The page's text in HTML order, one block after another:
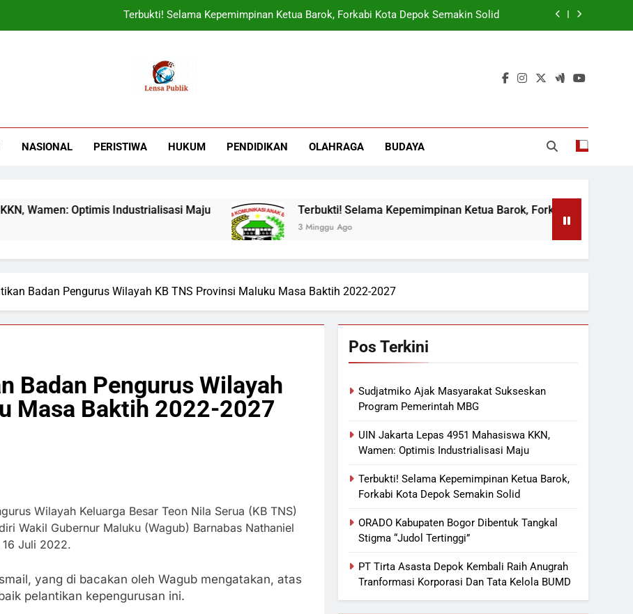
Terbukti! Selama Kepemimpinan Ketua Barok, Forkabi Kota Depok Semakin Solid
NASIONAL PERISTIWA HUKUM PENDIDIKAN OLAHRAGA BUDAYA
Optimis Industrialisasi Maju Terbukti! Selama Kepemimpinan Ketua Barok, Forkabi Kota Depok
3 Minggu Ago
Badan Pengurus Wilayah KB TNS Provinsi Maluku Masa Baktih 2022-2027
Badan Pengurus Wilayah
Masa Baktih 2022-2027
Wilayah Keluarga Besar Teon Nila Serua (KB TNS)
Wakil Gubernur Maluku (Wagub) Barnabas Nathaniel
Juli 2022.
yang di bacakan oleh Wagub mengatakan, atas
pelantikan kepengurusan ini.
Pos Terkini
Sudjatmiko Ajak Masyarakat Sukseskan
Program Pemerintah MBG
UIN Jakarta Lepas 4951 Mahasiswa KKN,
Wamen: Optimis Industrialisasi Maju
Terbukti! Selama Kepemimpinan Ketua Barok,
Forkabi Kota Depok Semakin Solid
ORADO Kabupaten Bogor Dibentuk Tangkal
Stigma “Judol Tertinggi”
PT Tirta Asasta Depok Kembali Raih Anugrah
Tranformasi Korporasi Dan Tata Kelola BUMD